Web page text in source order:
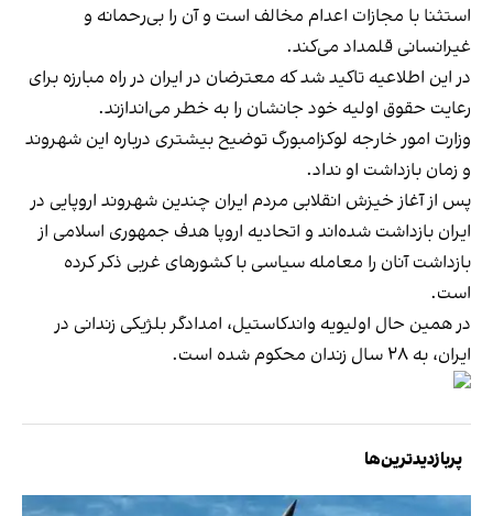
استثنا با مجازات اعدام مخالف است و آن را بی‌رحمانه و
غیرانسانی قلمداد می‌کند.
در این اطلاعیه تاکید شد که معترضان در ایران در راه مبارزه برای
رعایت حقوق اولیه خود جانشان را به خطر می‌اندازند.
وزارت امور خارجه لوکزامبورگ توضیح بیشتری درباره این شهروند
و زمان بازداشت او نداد.
پس از آغاز خیزش انقلابی مردم ایران چندین شهروند اروپایی در
ایران بازداشت شده‌اند و اتحادیه اروپا هدف جمهوری اسلامی از
بازداشت آنان را معامله سیاسی با کشورهای غربی ذکر کرده
است.
در همین حال اولیویه واندکاستیل، امدادگر بلژیکی زندانی در
ایران، به ۲۸ سال زندان محکوم شده است.
پربازدیدترین‌ها